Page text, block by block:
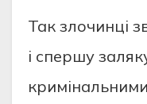
Так злочинці
і спершу